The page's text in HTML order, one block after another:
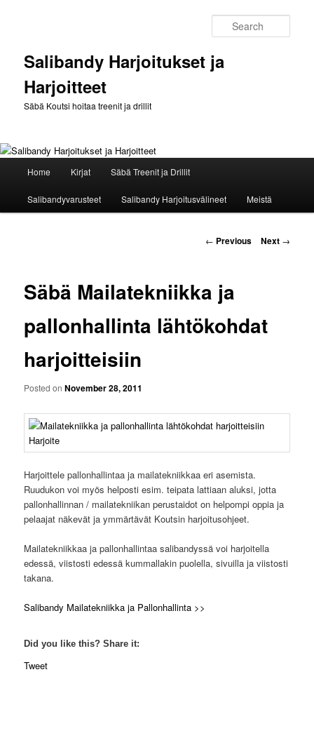
Salibandy Harjoitukset ja
Harjoitteet
Säbä Koutsi hoitaa treenit ja drillit
Skip
to
Home Kirjat Säbä Treenit ja Drillit
Salibandyvarusteet Salibandy Harjoitusvälineet Meistä
Post
← Previous Next →
Säbä Mailatekniikka ja
pallonhallinta lähtökohdat
harjoitteisiin
Posted onNovember 28, 2011
Harjoittele pallonhallintaa ja mailatekniikkaa eri asemista.
Ruudukon voi myös helposti esim. teipata lattiaan aluksi, jotta
pallonhallinnan / mailatekniikan perustaidot on helpompi oppia ja
pelaajat näkevät ja ymmärtävät Koutsin harjoitusohjeet.
Mailatekniikkaa ja pallonhallintaa salibandyssä voi harjoitella
edessä, viistosti edessä kummallakin puolella, sivuilla ja viistosti
takana.
Salibandy Mailatekniikka ja Pallonhallinta >>
Did you like this? Share it:
Tweet